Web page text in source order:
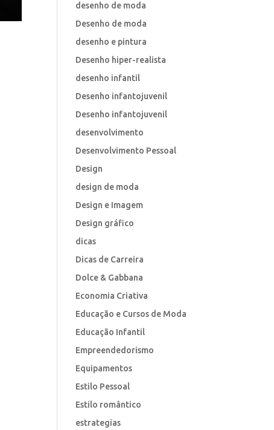
desenho de moda
Desenho de moda
desenho e pintura
Desenho hiper-realista
desenho infantil
Desenho infantojuvenil
Desenho infantojuvenil
desenvolvimento
Desenvolvimento Pessoal
Design
design de moda
Design e Imagem
Design gráfico
dicas
Dicas de Carreira
Dolce & Gabbana
Economia Criativa
Educação e Cursos de Moda
Educação Infantil
Empreendedorismo
Equipamentos
Estilo Pessoal
Estilo romântico
estrategias